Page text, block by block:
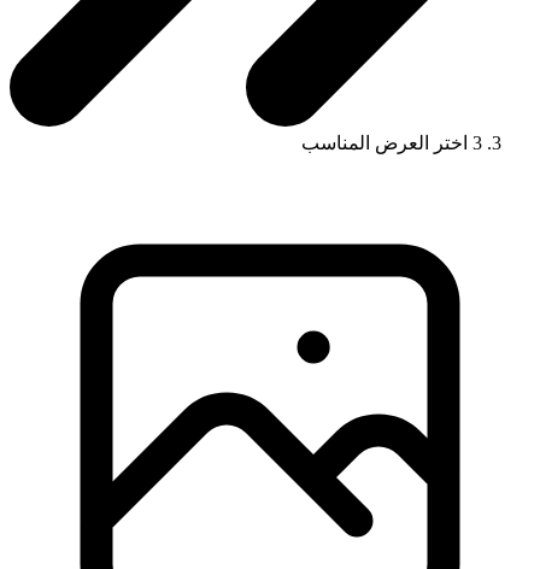
3 اختر العرض المناسب